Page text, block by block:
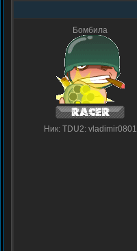
Бомбила
Ник: TDU2: vladimir0801